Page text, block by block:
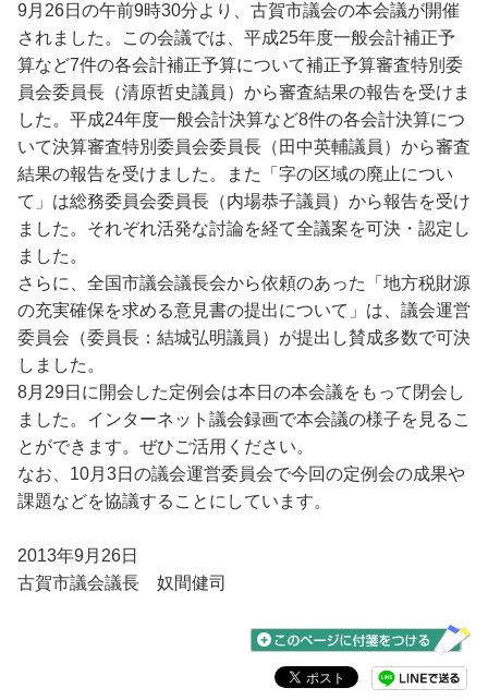
9月26日の午前9時30分より、古賀市議会の本会議が開催
されました。この会議では、平成25年度一般会計補正予
算など7件の各会計補正予算について補正予算審査特別委
員会委員長（清原哲史議員）から審査結果の報告を受けま
した。平成24年度一般会計決算など8件の各会計決算につ
いて決算審査特別委員会委員長（田中英輔議員）から審査
結果の報告を受けました。また「字の区域の廃止につい
て」は総務委員会委員長（内場恭子議員）から報告を受け
ました。それぞれ活発な討論を経て全議案を可決・認定し
ました。
さらに、全国市議会議長会から依頼のあった「地方税財源
の充実確保を求める意見書の提出について」は、議会運営
委員会（委員長：結城弘明議員）が提出し賛成多数で可決
しました。
8月29日に開会した定例会は本日の本会議をもって閉会し
ました。インターネット議会録画で本会議の様子を見るこ
とができます。ぜひご活用ください。
なお、10月3日の議会運営委員会で今回の定例会の成果や
課題などを協議することにしています。
2013年9月26日
古賀市議会議長 奴間健司